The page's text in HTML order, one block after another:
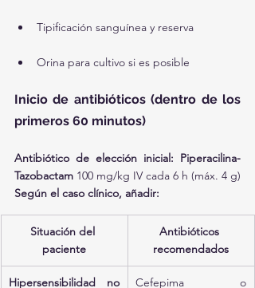
Tipificación sanguínea y reserva
Orina para cultivo si es posible
Inicio de antibióticos (dentro de los
primeros 60 minutos)
Antibiótico de elección inicial: Piperacilina-
Tazobactam 100 mg/kg IV cada 6 h (máx. 4 g)
Según el caso clínico, añadir:
Situación del
paciente
Antibióticos
recomendados
Hipersensibilidad no
Cefepima o